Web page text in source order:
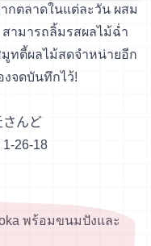
กตลาดในแต่ละวัน ผสม
ามารถลิ้มรสผลไม้ฉ่ำ
ทตี้ผลไม้สดจำหน่ายอีก
จดบันทึกไว้!
んど
1-26-18
พร้อมขนมปังและ